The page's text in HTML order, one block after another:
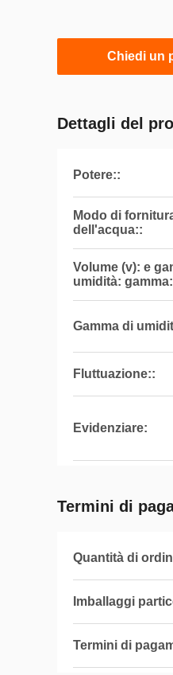
Chiedi un
Dettagli del
Potere::
Modo di
dell'acqua::
Volume (v): e
umidità:
Gamma di
Fluttuazione::
Evidenziare:
Termini di
Quantità di
Imballaggi
Termini di